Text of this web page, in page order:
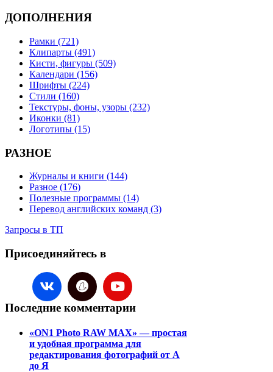
ДОПОЛНЕНИЯ
Рамки (721)
Клипарты (491)
Кисти, фигуры (509)
Календари (156)
Шрифты (224)
Стили (160)
Текстуры, фоны, узоры (232)
Иконки (81)
Логотипы (15)
РАЗНОЕ
Журналы и книги (144)
Разное (176)
Полезные программы (14)
Перевод английских команд (3)
Запросы в ТП
Присоединяйтесь в
Последние комментарии
«ON1 Photo RAW MAX» — простая
и удобная программа для
редактирования фотографий от А
до Я